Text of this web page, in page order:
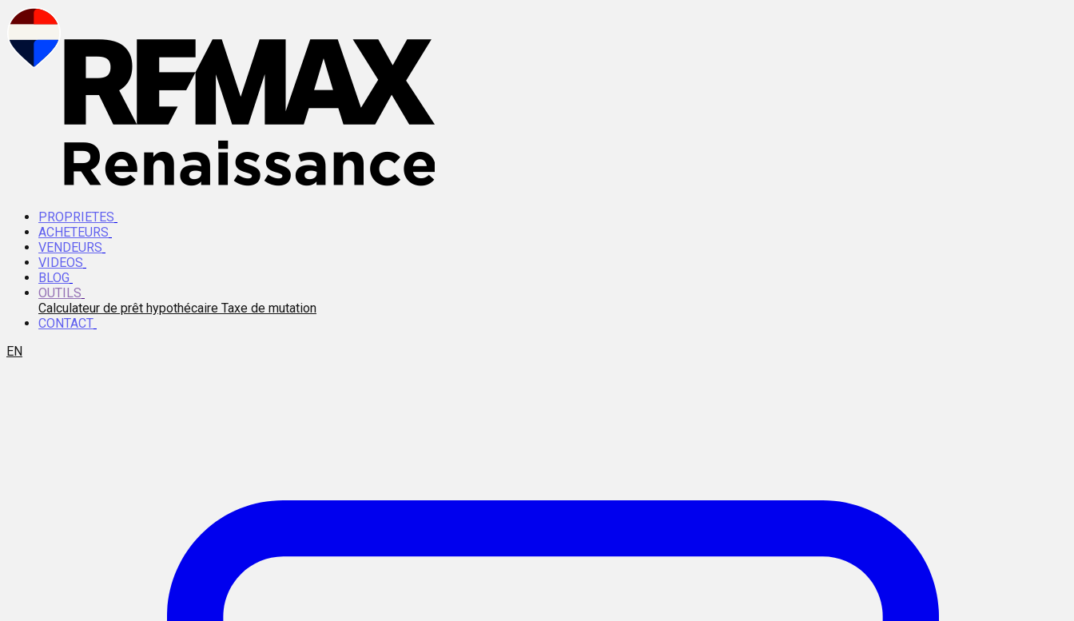
PROPRIETES
ACHETEURS
VENDEURS
VIDEOS
BLOG
OUTILS
Calculateur de prêt hypothécaire Taxe de mutation
CONTACT
EN